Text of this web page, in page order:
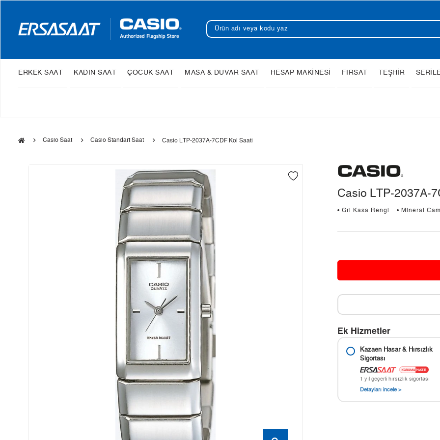
ERKEK SAAT KADIN SAAT ÇOCUK SAAT MASA & DUVAR SAAT HESAP MAKİNESİ FIRSAT TEŞHİR
Casio Saat Casio Standart Saat Casio LTP-2037A-7CDF Kol Saati
Casio LTP-2037A-
• Gri Kasa Rengi • Mineral
Ek Hizmetler
Kazaen Hasar & Hırsızlık
Sigortası
1 yıl geçerli hırsızlık sigortası
Detayları incele >